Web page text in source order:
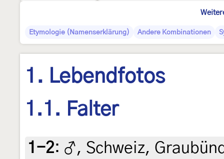
Etymologie (Namenserklärung) Andere Kombinationen
1. Lebendfotos
1.1. Falter
1-2: ♂, Schweiz,